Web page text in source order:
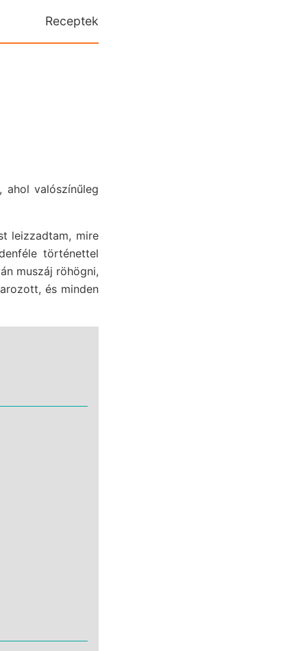
Receptek
valószínűleg
leizzadtam, mire
történettel
muszáj röhögni,
és minden